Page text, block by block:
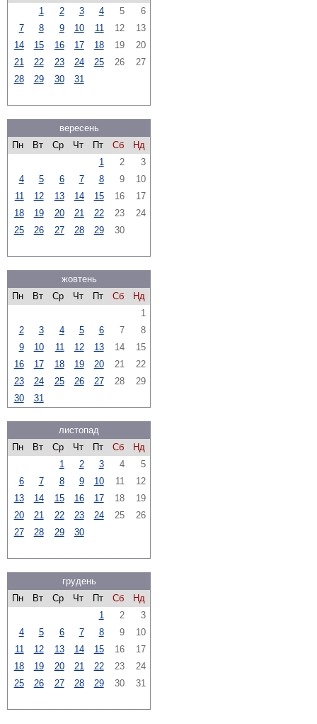
1
2 3 4 5
6
7
8 9 10 11 12
13
14
15 16 17 18 19
20
21
22 23 24 25 26
27
28
29 30 31
вересень
Пн
Вт Ср Чт Пт Сб
Нд
1
2
3
4
5 6 7 8 9
10
11
12 13 14 15 16
17
18
19 20 21 22 23
24
25
26 27 28 29 30
жовтень
Пн
Вт Ср Чт Пт Сб
Нд
1
2
3 4 5 6 7
8
9
10 11 12 13 14
15
16
17 18 19 20 21
22
23
24 25 26 27 28
29
30
31
листопад
Пн
Вт Ср Чт Пт Сб
Нд
1
2 3 4
5
6
7 8 9 10 11
12
13
14 15 16 17 18
19
20
21 22 23 24 25
26
27
28 29 30
грудень
Пн
Вт Ср Чт Пт Сб
Нд
1
2
3
4
5 6 7 8 9
10
11
12 13 14 15 16
17
18
19 20 21 22 23
24
25
26 27 28 29 30 31